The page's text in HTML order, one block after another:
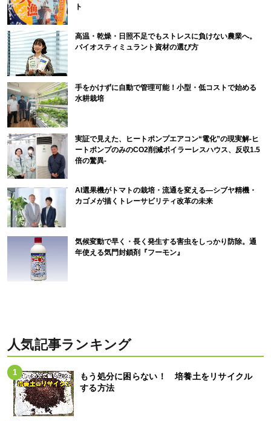
ト
高温・乾燥・日照不足でもストレスに負けない農業へ。
バイオスティミュラント資材の選び方
手をかけずに自動で管理可能！小型・低コストで始める
水耕栽培
実証で見えた、ヒートポンプエアコン“電化”の現実解-ヒ
ートポンプのみのCO2削減ボイラーレスハウス、反収1.5
倍の驚異-
AI選果機がトマトの栽培・流通を変える―シブヤ精機・
カゴメが描くトレーサビリティ改革の未来
気候変動で早く・長く発生する害虫をしっかり防除。通
年使える気門封鎖剤『フーモン』
人気記事ランキング
もう処分に困らない！ 培養土をリサイクル
する方法